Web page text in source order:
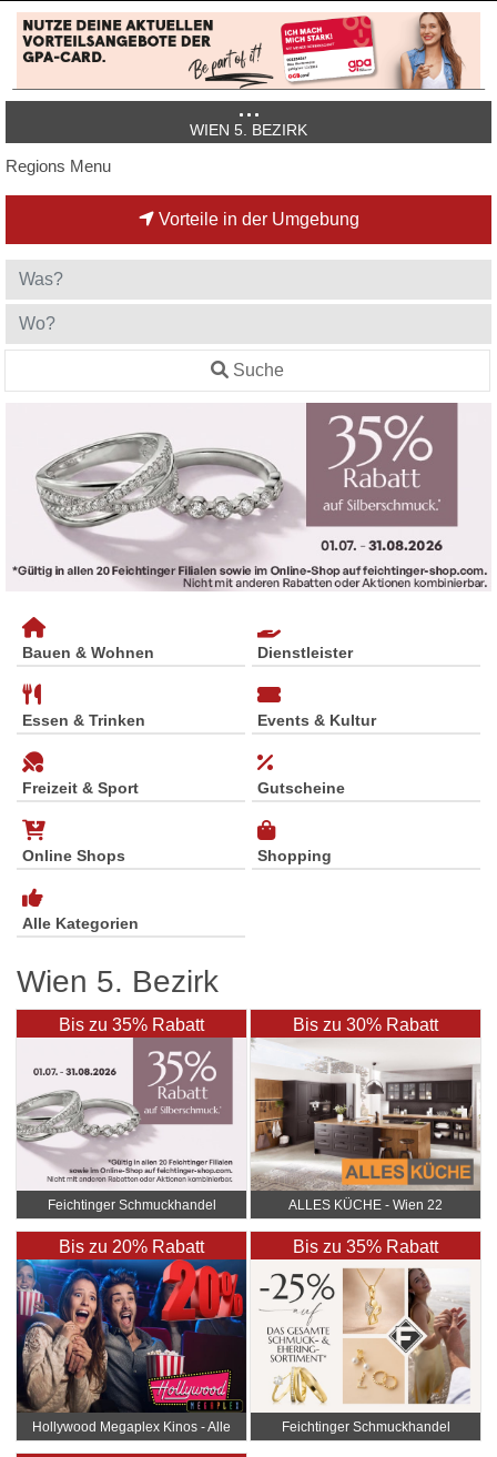
WIEN 5. BEZIRK
Regions Menu
Vorteile in der Umgebung
Suche
Bauen & Wohnen Dienstleister
Essen & Trinken Events & Kultur
Freizeit & Sport Gutscheine
Online Shops Shopping
Alle Kategorien
Wien 5. Bezirk
Bis zu 35% Rabatt
Feichtinger Schmuckhandel
Zentrale
Bis zu 30% Rabatt
ALLES KÜCHE - Wien 22
Bis zu 20% Rabatt
Hollywood Megaplex Kinos - Alle
Standorte
Bis zu 35% Rabatt
Feichtinger Schmuckhandel
Zentrale